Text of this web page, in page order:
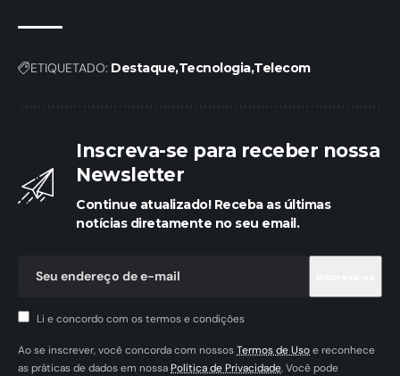
ETIQUETADO: DestaqueTecnologiaTelecom
Inscreva-se para receber nossa
Newsletter
Continue atualizado! Receba as últimas
notícias diretamente no seu email.
Li e concordo com os termos e condições
Ao se inscrever, você concorda com nossosTermos de Usoe reconhece
as práticas de dados em nossaPolítica de Privacidade. Você pode